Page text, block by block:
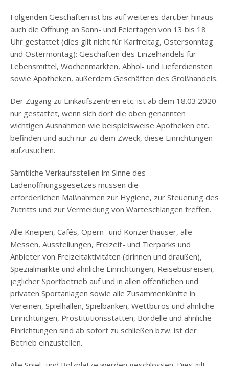
Folgenden Geschäften ist bis auf weiteres darüber hinaus
auch die Öffnung an Sonn- und Feiertagen von 13 bis 18
Uhr gestattet (dies gilt nicht für Karfreitag, Ostersonntag
und Ostermontag): Geschäften des Einzelhandels für
Lebensmittel, Wochenmärkten, Abhol- und Lieferdiensten
sowie Apotheken, außerdem Geschäften des Großhandels.
Der Zugang zu Einkaufszentren etc. ist ab dem 18.03.2020
nur gestattet, wenn sich dort die oben genannten
wichtigen Ausnahmen wie beispielsweise Apotheken etc.
befinden und auch nur zu dem Zweck, diese Einrichtungen
aufzusuchen.
Sämtliche Verkaufsstellen im Sinne des
Ladenöffnungsgesetzes müssen die
erforderlichen Maßnahmen zur Hygiene, zur Steuerung des
Zutritts und zur Vermeidung von Warteschlangen treffen.
Alle Kneipen, Cafés, Opern- und Konzerthäuser, alle
Messen, Ausstellungen, Freizeit- und Tierparks und
Anbieter von Freizeitaktivitäten (drinnen und draußen),
Spezialmärkte und ähnliche Einrichtungen, Reisebusreisen,
jeglicher Sportbetrieb auf und in allen öffentlichen und
privaten Sportanlagen sowie alle Zusammenkünfte in
Vereinen, Spielhallen, Spielbanken, Wettbüros und ähnliche
Einrichtungen, Prostitutionsstätten, Bordelle und ähnliche
Einrichtungen sind ab sofort zu schließen bzw. ist der
Betrieb einzustellen.